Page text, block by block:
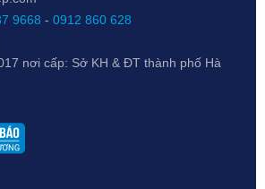
9668 - 0912 860 628
nơi cấp: Sở KH & ĐT thành phố Hà